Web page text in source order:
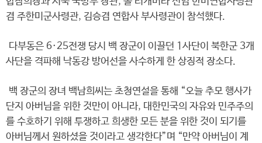
겸 주한미군사령관, 김승겸 연합사 부사령관이 참석했다.
다부동은 6·25전쟁 당시 백 장군이 이끌던 1사단이 북한군 3개
사단을 격파해 낙동강 방어선을 사수하게 한 상징적 장소다.
백 장군의 장녀 백남희씨는 초청연설을 통해 “오늘 추모 행사가
단지 아버님을 위한 것만이 아니라, 대한민국의 자유와 민주주의
를 수호하기 위해 투쟁하고 희생한 모든 분을 위한 것이 되기를
아버님께서 원하셨을 것이라고 생각한다”며 “만약 아버님이 계